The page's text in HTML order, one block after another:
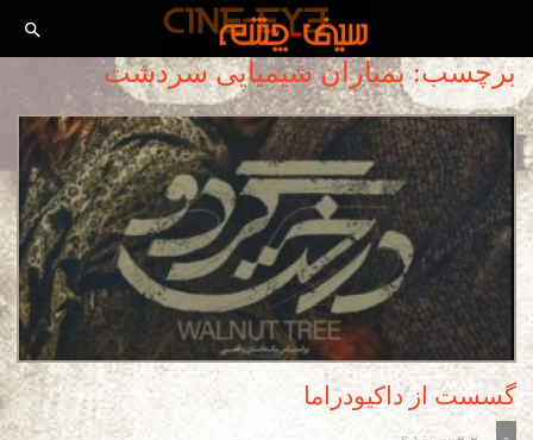
برچسب: بمباران شیمیایی سردشت
گسست از داکیودراما